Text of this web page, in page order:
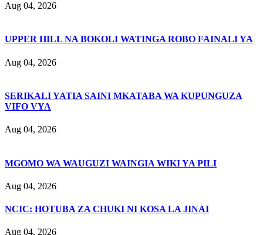
Aug 04, 2026
UPPER HILL NA BOKOLI WATINGA ROBO FAINALI YA
Aug 04, 2026
SERIKALI YATIA SAINI MKATABA WA KUPUNGUZA
VIFO VYA
Aug 04, 2026
MGOMO WA WAUGUZI WAINGIA WIKI YA PILI
Aug 04, 2026
NCIC: HOTUBA ZA CHUKI NI KOSA LA JINAI
Aug 04, 2026